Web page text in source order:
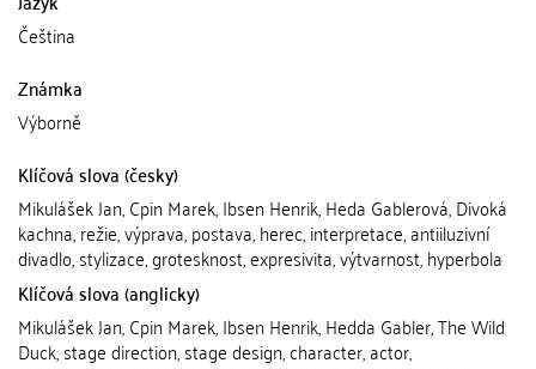
Čeština
Známka
Výborně
Klíčová slova (česky)
Mikulášek Jan, Cpin Marek, Ibsen Henrik, Heda Gablerová, Divoká
kachna, režie, výprava, postava, herec, interpretace, antiiluzivní
divadlo, stylizace, grotesknost, expresivita, výtvarnost, hyperbola
Klíčová slova (anglicky)
Mikulášek Jan, Cpin Marek, Ibsen Henrik, Hedda Gabler, The Wild
Duck, stage direction, stage design, character, actor,